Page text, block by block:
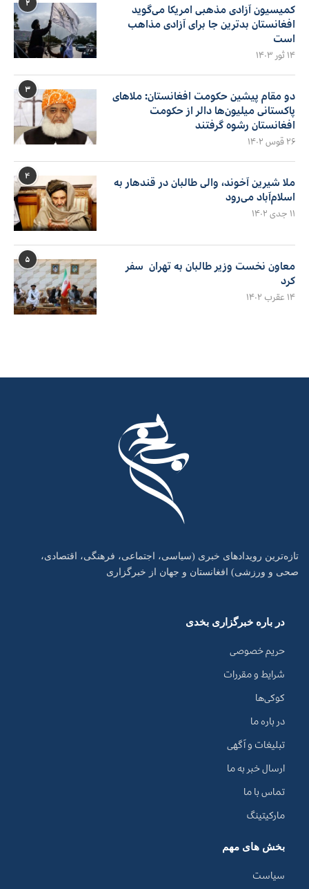
۲
کمیسیون آزادی مذهبی امریکا می‌گوید
افغانستان بدترین جا برای آزادی مذاهب
است
۱۴ ثور ۱۴۰۳
۳
دو مقام پیشین حکومت افغانستان: ملاهای
پاکستانی میلیون‌ها دالر از حکومت
افغانستان رشوه گرفتند
۲۶ قوس ۱۴۰۲
۴
ملا شیرین آخوند، والی طالبان در قندهار به
اسلام‌آباد می‌رود
۱۱ جدی ۱۴۰۲
۵
معاون نخست وزیر طالبان به تهران سفر
کرد
۱۴ عقرب ۱۴۰۲
تازه‌ترین رویدادهای خبری (سیاسی، اجتماعی، فرهنگی، اقتصادی،
صحی و ورزشی) افغانستان و جهان از خبرگزاری
در باره خبرگزاری بخدی
حریم خصوصی
شرایط و مقررات
کوکی‌ها
در باره ما
تبلیغات و آگهی
ارسال خبر به ما
تماس با ما
مارکیتینگ
بخش های مهم
سیاست